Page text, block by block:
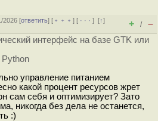
2026 [ответить] [ ﹢﹢﹢] [ · · ·][↑]
+ / –
интерфейс на базе GTK или
управление питанием
какой процент ресурсов жрет
сам себя и оптимизирует? Зато
никогда без дела не останется,
:)